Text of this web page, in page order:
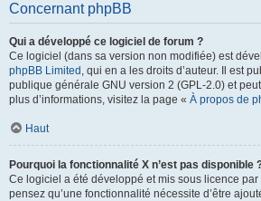
Concernant phpBB
Qui a développé ce logiciel de forum ?
Ce logiciel (dans sa version non modifiée) est
phpBB Limited , qui en a les droits d’auteur. Il est
publique générale GNU version 2 (GPL-2.0) et
plus d’informations, visitez la page « À propos de
Haut
Pourquoi la fonctionnalité X n’est pas disponible
Ce logiciel a été développé et mis sous licence
pensez qu’une fonctionnalité nécessite d’être